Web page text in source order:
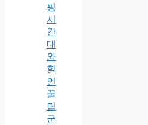
핑
시
간
대
와
할
인
꿀
팁
군